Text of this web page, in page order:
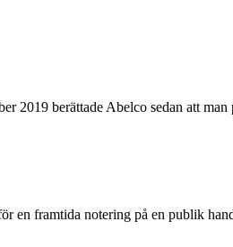
2019 berättade Abelco sedan att man
en framtida notering på en publik